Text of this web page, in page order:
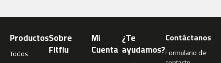
e
p
Productos
Todos
Sobre
Fitfiu
Mi
Cuenta
¿Te
ayudamos?
Contáctanos
Formulario de